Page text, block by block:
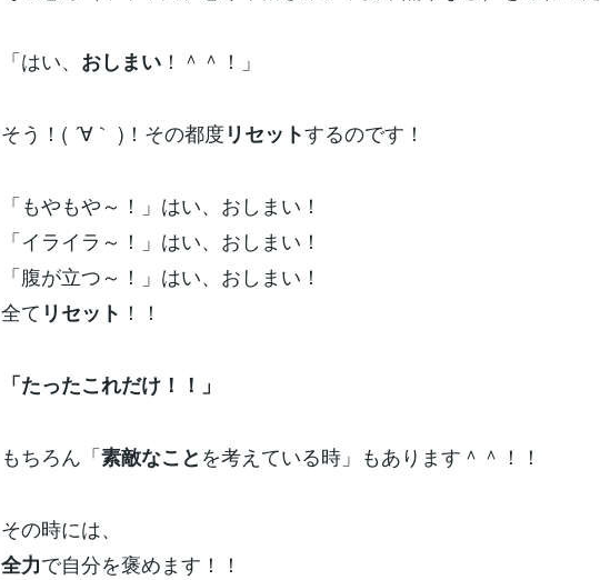
「はい、 おしまい ！＾＾！」
そう！( ´∀｀ )！その都度リセットするのです！
「もやもや～！」はい、おしまい！
「イライラ～！」はい、おしまい！
「腹が立つ～！」はい、おしまい！
全て リセット ！！
「たったこれだけ！！」
もちろん「素敵なことを考えている時」もあります＾＾！！
その時には、
全力で自分を褒めます！！